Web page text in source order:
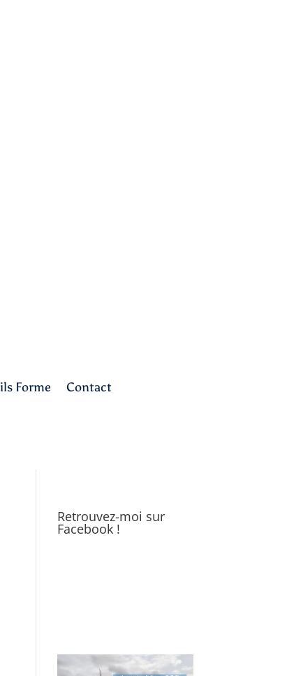
Forme Contact
Retrouvez-moi sur
Facebook !